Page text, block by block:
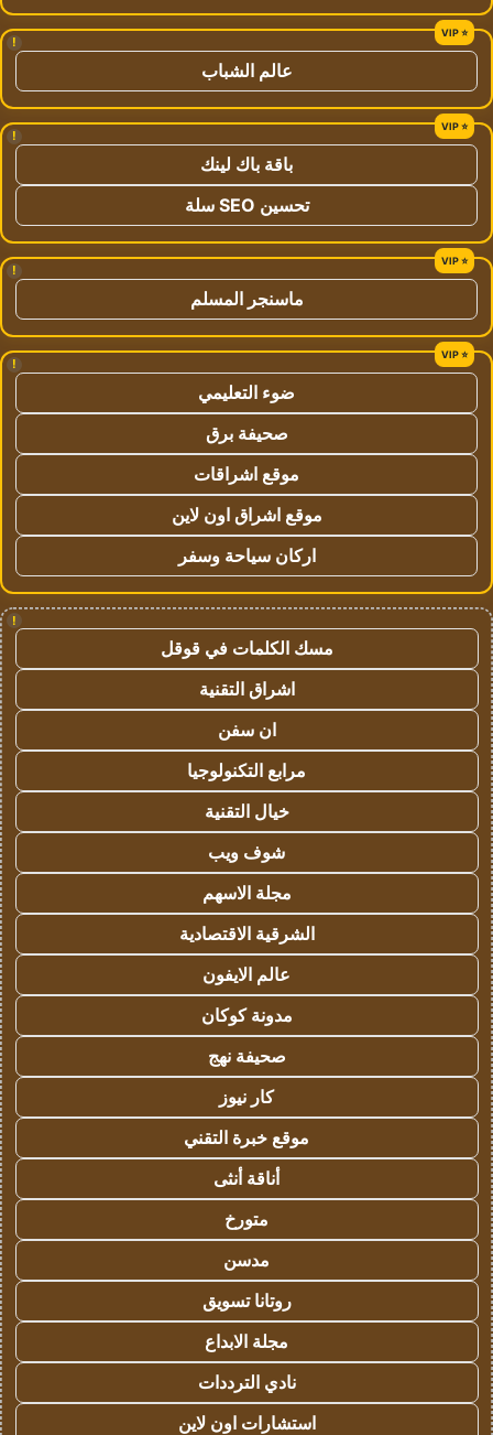
!
عالم الشباب
!
باقة باك لينك
تحسين SEO سلة
!
ماسنجر المسلم
!
ضوء التعليمي
صحيفة برق
موقع اشراقات
موقع اشراق اون لاين
اركان سياحة وسفر
!
مسك الكلمات في قوقل
اشراق التقنية
ان سفن
مرابع التكنولوجيا
خيال التقنية
شوف ويب
مجلة الاسهم
الشرقية الاقتصادية
عالم الايفون
مدونة كوكان
صحيفة نهج
كار نيوز
موقع خبرة التقني
أناقة أنثى
متورخ
مدسن
روتانا تسويق
مجلة الابداع
نادي الترددات
استشارات اون لاين